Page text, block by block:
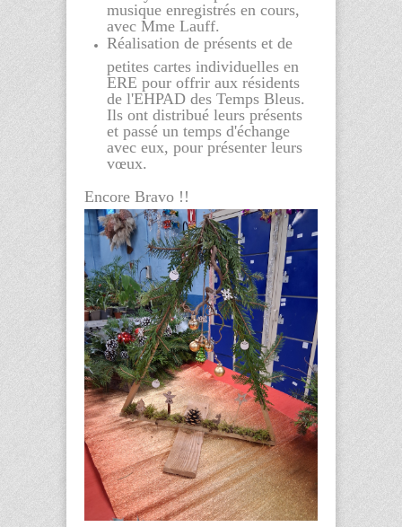
musique enregistrés en cours,
avec Mme Lauff.
Réalisation de présents et de
petites cartes individuelles en
ERE pour offrir aux résidents
de l'EHPAD des Temps Bleus.
Ils ont distribué leurs présents
et passé un temps d'échange
avec eux, pour présenter leurs
vœux.
Encore Bravo !!